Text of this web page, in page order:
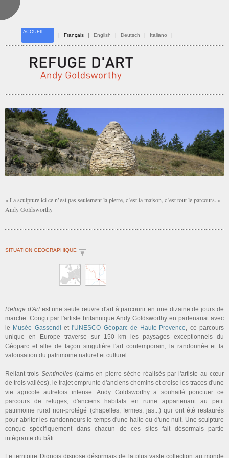
ACCUEIL
| Français | English | Deutsch | Italiano |
« La sculpture ici ce n’est pas seulement la pierre, c’est la maison, c’est tout le parcours. »
Andy Goldsworthy
SITUATION GEOGRAPHIQUE
Refuge d'Artest une seule œuvre d'art à parcourir en une dizaine de jours de
marche. Conçu par l'artiste britannique Andy Goldsworthy en partenariat avec
le Musée Gassendi et l'UNESCO Géoparc de Haute-Provence, ce parcours
unique en Europe traverse sur 150 km les paysages exceptionnels du
Géoparc et allie de façon singulière l'art contemporain, la randonnée et la
valorisation du patrimoine naturel et culturel.
Reliant trois Sentinelles(cairns en pierre sèche réalisés par l'artiste au cœur
de trois vallées), le trajet emprunte d'anciens chemins et croise les traces d'une
vie agricole autrefois intense. Andy Goldsworthy a souhaité ponctuer ce
parcours de refuges, d'anciens habitats en ruine appartenant au petit
patrimoine rural non-protégé (chapelles, fermes, jas...) qui ont été restaurés
pour abriter les randonneurs le temps d'une halte ou d'une nuit. Une sculpture
conçue spécifiquement dans chacun de ces sites fait désormais partie
intégrante du bâti.